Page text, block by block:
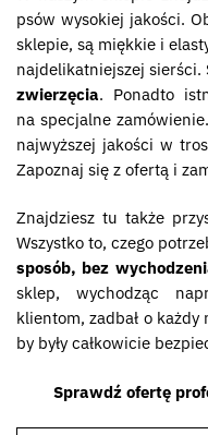
psów wysokiej jakości.
sklepie, są miękkie i
najdelikatniejszej sierści.
zwierzęcia. Ponadto
na specjalne
najwyższej jakości w
Zapoznaj się z ofertą i
Znajdziesz tu także
Wszystko to, czego
sposób, bez
sklep, wychodząc
klientom, zadbał o każdy
by były całkowicie
Sprawdź ofertę